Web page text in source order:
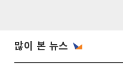
많이 본 뉴스